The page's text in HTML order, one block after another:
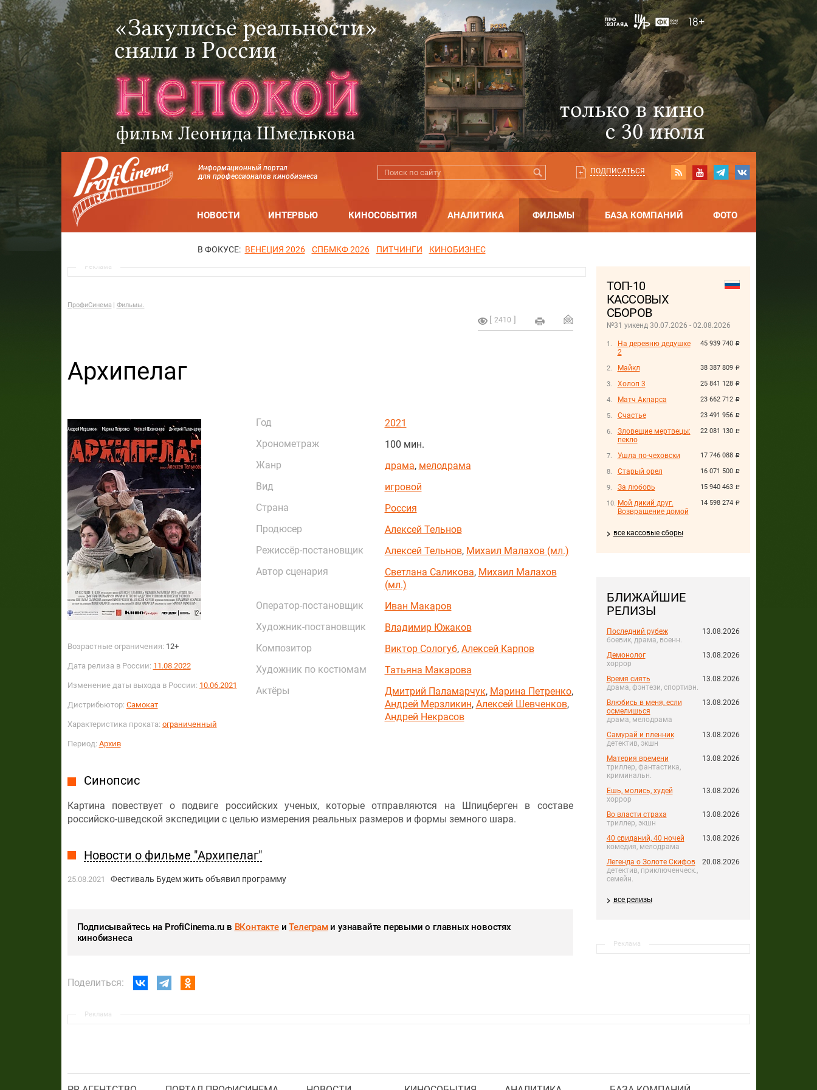
Информационный портал
для профессионалов кинобизнеса
ПОДПИСАТЬСЯ
НОВОСТИ ИНТЕРВЬЮ КИНОСОБЫТИЯ АНАЛИТИКА ФИЛЬМЫ БАЗА КОМПАНИЙ ФОТО
В ФОКУСЕ: ВЕНЕЦИЯ 2026 СПБМКФ 2026 ПИТЧИНГИ КИНОБИЗНЕС
ТОП-10
КАССОВЫХ
СБОРОВ
№31 уикенд 30.07.2026 - 02.08.2026
45 939 740 руб.
На деревню дедушке
2
38 387 809 руб.
Майкл
25 841 128 руб.
Холоп 3
23 662 712 руб.
Матч Акпарса
23 491 956 руб.
Счастье
22 081 130 руб.
Зловещие мертвецы:
пекло
17 746 088 руб.
Ушла по-чеховски
16 071 500 руб.
Старый орел
15 940 463 руб.
За любовь
14 598 274 руб.
Мой дикий друг.
Возвращение домой
все кассовые сборы
БЛИЖАЙШИЕ
РЕЛИЗЫ
Последний рубеж
боевик, драма, военн.
13.08.2026
Демонолог
хоррор
13.08.2026
Время сиять
драма, фэнтези, спортивн.
13.08.2026
Влюбись в меня, если
осмелишься
драма, мелодрама
13.08.2026
Самурай и пленник
детектив, экшн
13.08.2026
Материя времени
триллер, фантастика,
криминальн.
13.08.2026
Ешь, молись, худей
хоррор
13.08.2026
Во власти страха
триллер, экшн
13.08.2026
40 свиданий, 40 ночей
комедия, мелодрама
13.08.2026
Легенда о Золоте Скифов
детектив, приключенческ.,
семейн.
20.08.2026
все релизы
Реклама
Реклама
ПрофиСинема Фильмы.
2410
Архипелаг
Возрастные ограничения: 12+
Дата релиза в России: 11.08.2022
Изменение даты выхода в России: 10.06.2021
Дистрибьютор: Самокат
Характеристика проката: ограниченный
Период: Архив
Год
2021
Хронометраж
100 мин.
Жанр
драма, мелодрама
Вид
игровой
Страна
Россия
Продюсер
Алексей Тельнов
Режиссёр-постановщик
Алексей Тельнов, Михаил Малахов (мл.)
Автор сценария
Светлана Саликова, Михаил Малахов
(мл.)
Оператор-постановщик
Иван Макаров
Художник-постановщик
Владимир Южаков
Композитор
Виктор Сологуб, Алексей Карпов
Художник по костюмам
Татьяна Макарова
Актёры
Дмитрий Паламарчук, Марина Петренко,
Андрей Мерзликин, Алексей Шевченков,
Андрей Некрасов
Синопсис
Картина повествует о подвиге российских ученых, которые отправляются на Шпицберген в составе
российско-шведской экспедиции с целью измерения реальных размеров и формы земного шара.
Новости о фильме "Архипелаг"
25.08.2021 Фестиваль Будем жить объявил программу
Подписывайтесь на ProfiCinema.ru в ВКонтактеиТелеграми узнавайте первыми о главных новостях
кинобизнеса
Поделиться:
Реклама